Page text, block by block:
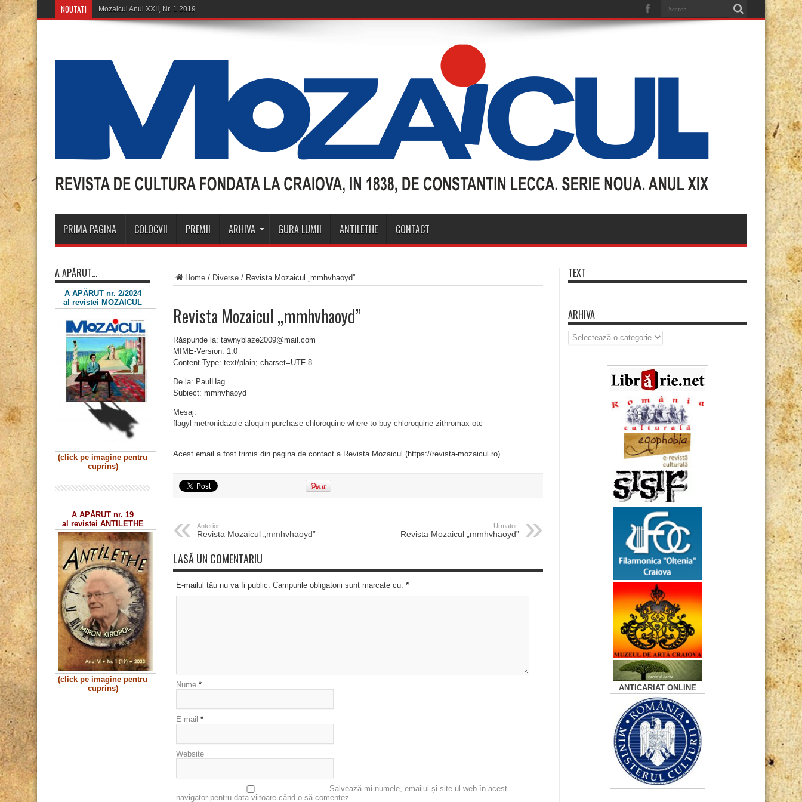
NOUTATI Mozaicul Anul XXII, Nr. 1 2019
PRIMA PAGINA COLOCVII PREMII ARHIVA GURA LUMII ANTILETHE CONTACT
Home / Diverse / Revista Mozaicul „mmhvhaoyd”
Revista Mozaicul „mmhvhaoyd”
Răspunde la: tawnyblaze2009@mail.com
MIME-Version: 1.0
Content-Type: text/plain; charset=UTF-8
De la: PaulHag
Subiect: mmhvhaoyd
Mesaj:
flagyl metronidazole aloquin purchase chloroquine where to buy chloroquine zithromax otc
–
Acest email a fost trimis din pagina de contact a Revista Mozaicul (https://revista-mozaicul.ro)
Anterior:
Revista Mozaicul „mmhvhaoyd”
Urmator:
Revista Mozaicul „mmhvhaoyd”
LASĂ UN COMENTARIU
E-mailul tău nu va fi public. Campurile obligatorii sunt marcate cu: *
Nume *
E-mail *
Website
Salvează-mi numele, emailul și site-ul web în acest
navigator pentru data viitoare când o să comentez.
A APĂRUT…
A APĂRUT nr. 2/2024
al revistei MOZAICUL
(click pe imagine pentru
cuprins)
A APĂRUT nr. 19
al revistei ANTILETHE
(click pe imagine pentru
cuprins)
TEXT
ARHIVA
Arhiva
ANTICARIAT ONLINE